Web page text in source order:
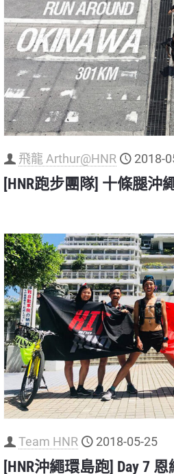
飛龍 Arthur@HNR 2018-
[HNR跑步團隊] 十條腿沖
Team HNR 2018-05-25
[HNR沖繩環島跑] Day 7